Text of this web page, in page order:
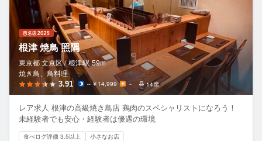
根津 焼鳥 照隅
東京都 文京区 / 根津駅 59m
焼き鳥、鳥料理
3.91 ～￥14,999 － 14席
レア求人 根津の高級焼き鳥店 鶏肉のスペシャリストになろう！
未経験者でも安心・経験者は優遇の環境
食べログ評価 3.5以上 小さなお店